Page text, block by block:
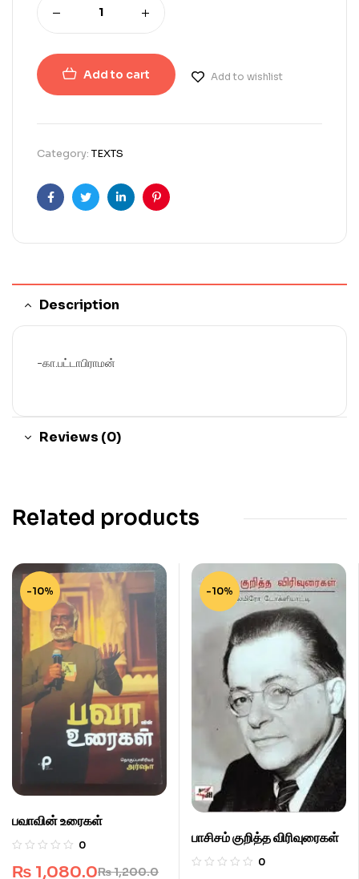
Add to cart Add to wishlist
Category:TEXTS
FacebookTwitterLinkedinPinterest
Description
-கா.பட்டாபிராமன்
Reviews (0)
Related products
-10%
பவாவின் உரைகள்
0
₨1,200.0
₨ 1,080.0
-10%
பாசிசம் குறித்த விரிவுரைகள்
0